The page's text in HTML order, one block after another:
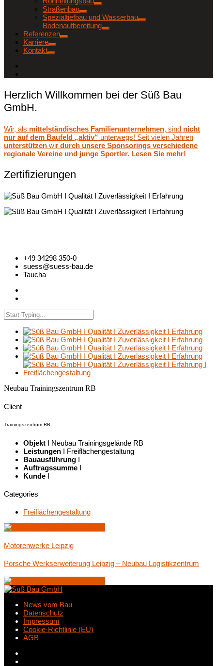
Straßenbau
Spezialtiefbau und Wasserbau
Bodenaufbereitung
Referenzen
Karriere
Kontakt
Herzlich Willkommen bei der Süß Bau
GmbH.
Wir, als mittelständisches Familienunternehmen, sind nicht
nur auf dem Baufeld „aktiv“ unterwegs! Seit vielen Jahren
unterstützen wir durch unsere Sponsorings verschiedene
regionale Vereine und junge Sportler. Lesen Sie mehr!
Zertifizierungen
+49 34298 350-0
suess@suess-bau.de
Taucha
Neubau Trainingszentrum RB
Client
Trainingszentrum RB
Objekt I Neubau Trainingsgelände RB
Leistungen I Freiflächengestaltung
Bauausführung I
Auftragssumme I
Kunde I
Categories
Freiflächengestaltung
Motorenwerke Leipzig
Porsche Werkserweiterung Leipzig – Neubau Logistikzentrum
News vom Bau
Datenschutz
Impressum
Cookie-Richtlinie (EU)
AGB